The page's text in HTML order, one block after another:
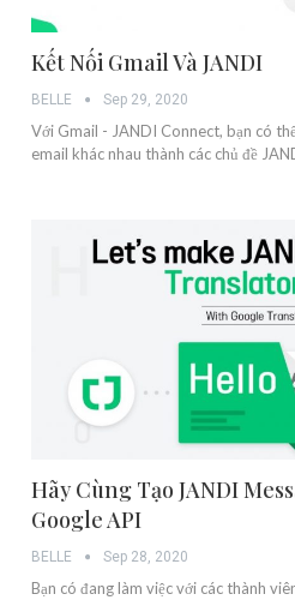
Kết Nối Gmail Và JANDI
BELLE Sep 29, 2020
Với Gmail - JANDI Connect, bạn có
email khác nhau thành các chủ đề
Hãy Cùng Tạo JANDI
Google API
BELLE Sep 28, 2020
Bạn có đang làm việc với các thành